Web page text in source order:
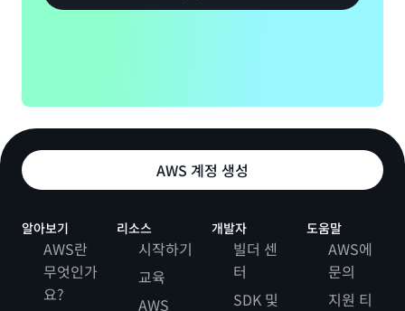
AWS 계정 생성
알아보기
AWS란
무엇인가
요?
리소스
시작하기
교육
AWS
개발자
빌더 센
터
SDK 및
도움말
AWS에
문의
지원 티